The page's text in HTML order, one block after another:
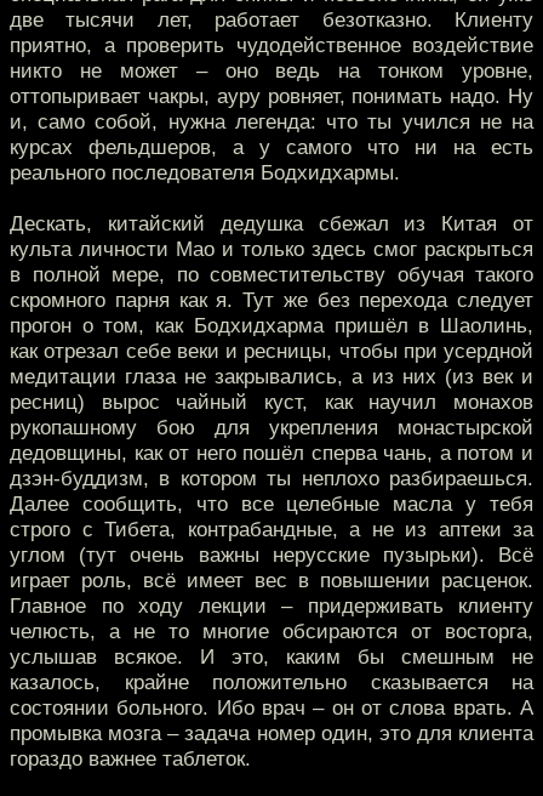
две тысячи лет, работает безотказно. Клиенту
приятно, а проверить чудодейственное воздействие
никто не может – оно ведь на тонком уровне,
оттопыривает чакры, ауру ровняет, понимать надо. Ну
и, само собой, нужна легенда: что ты учился не на
курсах фельдшеров, а у самого что ни на есть
реального последователя Бодхидхармы.
Дескать, китайский дедушка сбежал из Китая от
культа личности Мао и только здесь смог раскрыться
в полной мере, по совместительству обучая такого
скромного парня как я. Тут же без перехода следует
прогон о том, как Бодхидхарма пришёл в Шаолинь,
как отрезал себе веки и ресницы, чтобы при усердной
медитации глаза не закрывались, а из них (из век и
ресниц) вырос чайный куст, как научил монахов
рукопашному бою для укрепления монастырской
дедовщины, как от него пошёл сперва чань, а потом и
дзэн-буддизм, в котором ты неплохо разбираешься.
Далее сообщить, что все целебные масла у тебя
строго с Тибета, контрабандные, а не из аптеки за
углом (тут очень важны нерусские пузырьки). Всё
играет роль, всё имеет вес в повышении расценок.
Главное по ходу лекции – придерживать клиенту
челюсть, а не то многие обсираются от восторга,
услышав всякое. И это, каким бы смешным не
казалось, крайне положительно сказывается на
состоянии больного. Ибо врач – он от слова врать. А
промывка мозга – задача номер один, это для клиента
гораздо важнее таблеток.